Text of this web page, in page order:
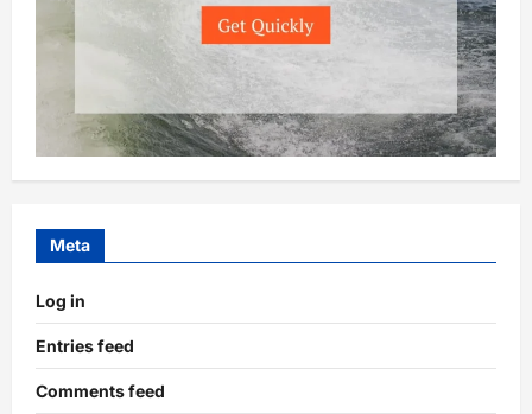
Meta
Log in
Entries feed
Comments feed